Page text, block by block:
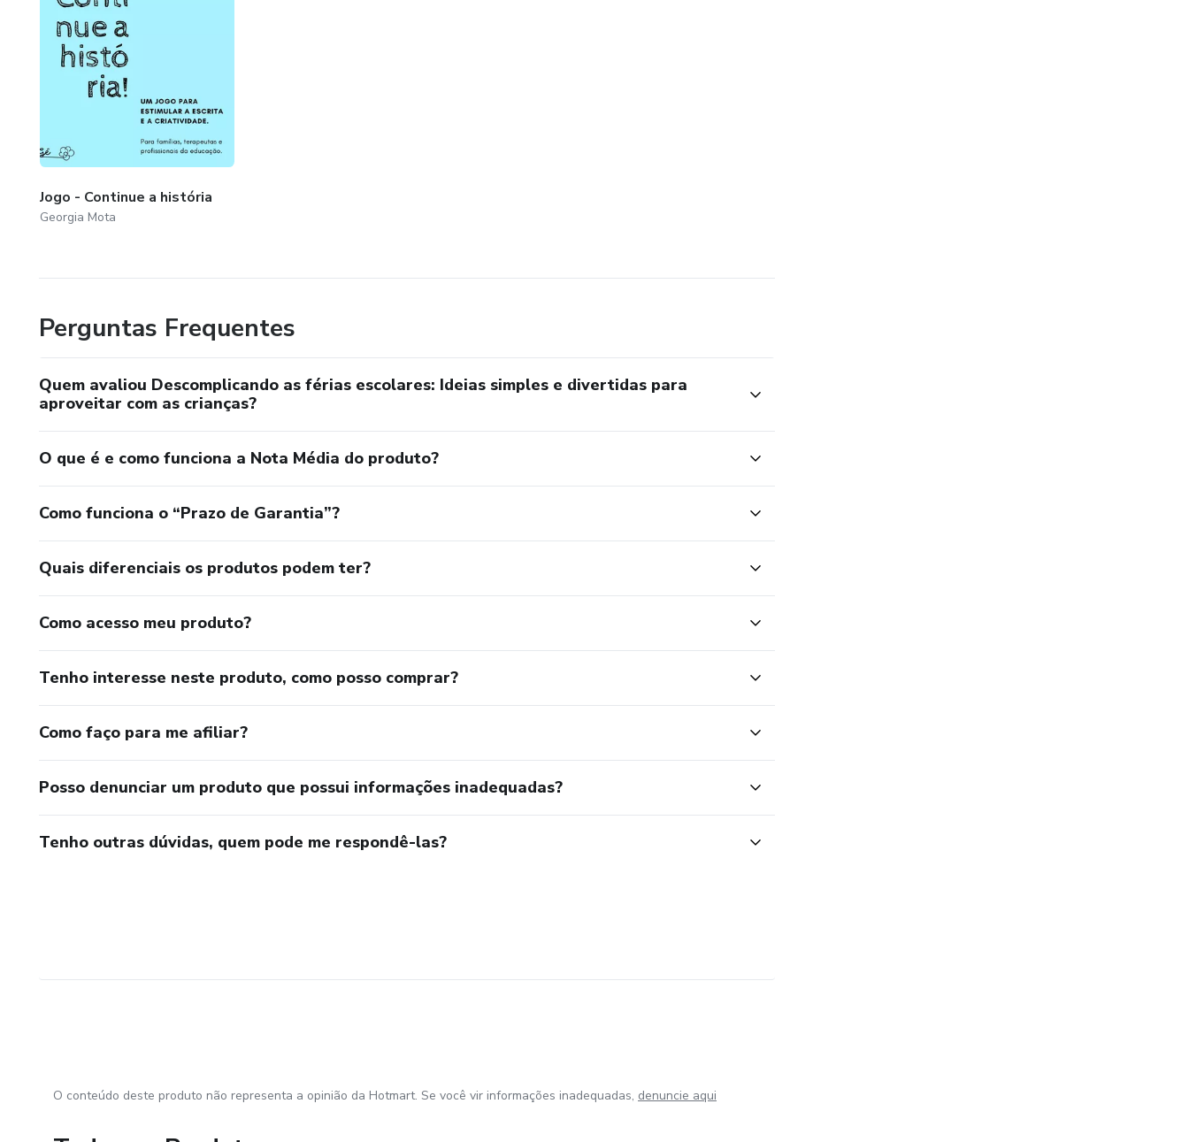
Jogo - Continue a história
Georgia Mota
Perguntas Frequentes
Quem avaliou Descomplicando as férias escolares: Ideias simples e divertidas para
aproveitar com as crianças?
O que é e como funciona a Nota Média do produto?
Como funciona o “Prazo de Garantia”?
Quais diferenciais os produtos podem ter?
Como acesso meu produto?
Tenho interesse neste produto, como posso comprar?
Como faço para me afiliar?
Posso denunciar um produto que possui informações inadequadas?
Tenho outras dúvidas, quem pode me respondê-las?
O conteúdo deste produto não representa a opinião da Hotmart. Se você vir informações inadequadas, denuncie aqui